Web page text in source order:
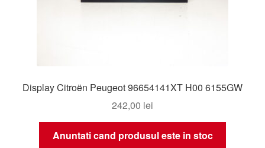
Display Citroën Peugeot 96654141XT H00 6155GW
242,00 lei
Anuntati cand produsul este in stoc